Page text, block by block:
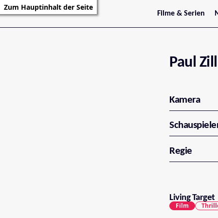
Zum Hauptinhalt der Seite
Filme & Serien
Trailer
Serienarchiv
Paul
Kamera
Regie
Living Target
Film